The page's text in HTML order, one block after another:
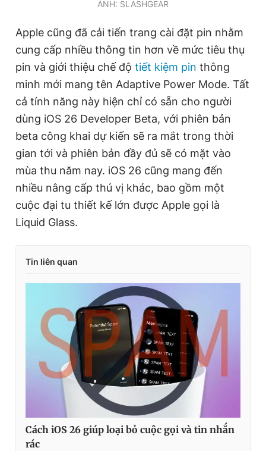
ẢNH: SLASHGEAR
Apple cũng đã cải tiến trang cài đặt pin nhằm
cung cấp nhiều thông tin hơn về mức tiêu thụ
pin và giới thiệu chế độ tiết kiệm pin thông
minh mới mang tên Adaptive Power Mode. Tất
cả tính năng này hiện chỉ có sẵn cho người
dùng iOS 26 Developer Beta, với phiên bản
beta công khai dự kiến sẽ ra mắt trong thời
gian tới và phiên bản đầy đủ sẽ có mặt vào
mùa thu năm nay. iOS 26 cũng mang đến
nhiều nâng cấp thú vị khác, bao gồm một
cuộc đại tu thiết kế lớn được Apple gọi là
Liquid Glass.
Tin liên quan
Cách iOS 26 giúp loại bỏ cuộc gọi và tin nhắn
rác